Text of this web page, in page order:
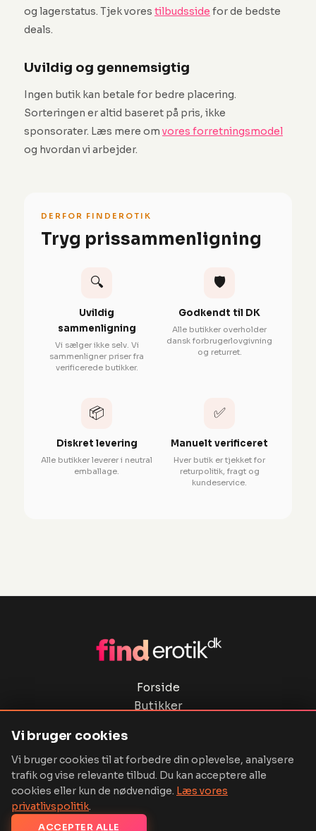
og lagerstatus. Tjek vores tilbudsside for de bedste
deals.
Uvildig og gennemsigtig
Ingen butik kan betale for bedre placering.
Sorteringen er altid baseret på pris, ikke
sponsorater. Læs mere om vores forretningsmodel
og hvordan vi arbejder.
DERFOR FINDEROTIK
Tryg prissammenligning
🔍
Uvildig
sammenligning
Vi sælger ikke selv. Vi
sammenligner priser fra
verificerede butikker.
🛡️
Godkendt til DK
Alle butikker overholder
dansk forbrugerlovgivning
og returret.
📦
Diskret levering
Alle butikker leverer i neutral
emballage.
✅
Manuelt verificeret
Hver butik er tjekket for
returpolitik, fragt og
kundeservice.
Forside
Butikker
Kontakt
Vi bruger cookies
Vi bruger cookies til at forbedre din oplevelse, analysere
trafik og vise relevante tilbud. Du kan acceptere alle
cookies eller kun de nødvendige. Læs vores
privatlivspolitik.
ACCEPTER ALLE